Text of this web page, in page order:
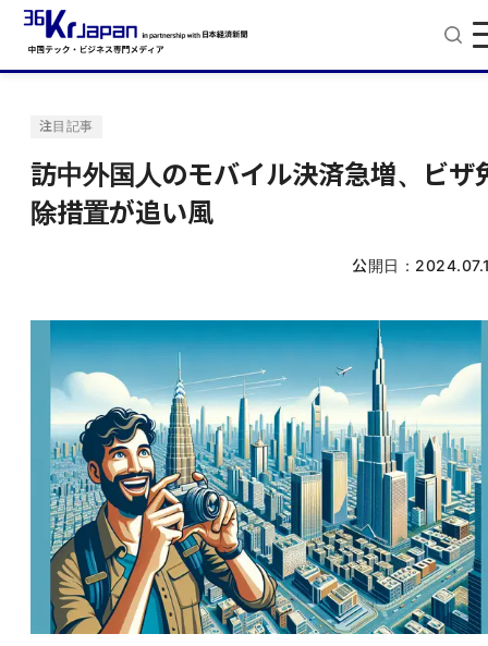
注目記事
訪中外国人のモバイル決済急増、ビザ
除措置が追い風
公開日：